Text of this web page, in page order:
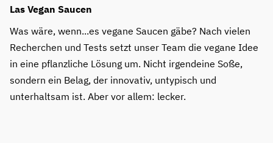
Las Vegan Saucen
Was wäre, wenn...es vegane Saucen gäbe? Nach vielen
Recherchen und Tests setzt unser Team die vegane Idee
in eine pflanzliche Lösung um. Nicht irgendeine Soße,
sondern ein Belag, der innovativ, untypisch und
unterhaltsam ist. Aber vor allem: lecker.